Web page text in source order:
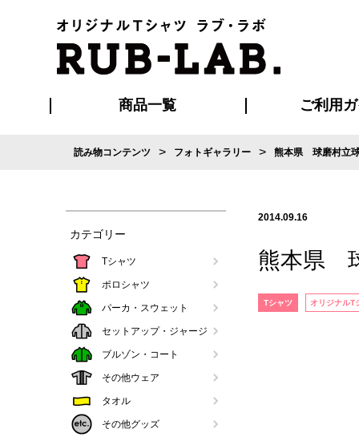
商品一覧 ご利用
ご利用ガ
はじめて
再注文の
お支払い方法
割引まとめ
発送・特急サー
版の保管期限
よくある
読み物コンテンツ > フォトギャラリー > 熊本県 球磨村立
カテゴリー
Tシャツ
ポロシャツ
パーカ・スウェット
セットアップ・ジャージ
ブルゾン・コート
その他ウェア
タオル
その他グッズ
2014.09.16
熊本県
Tシャツ オリジナルT